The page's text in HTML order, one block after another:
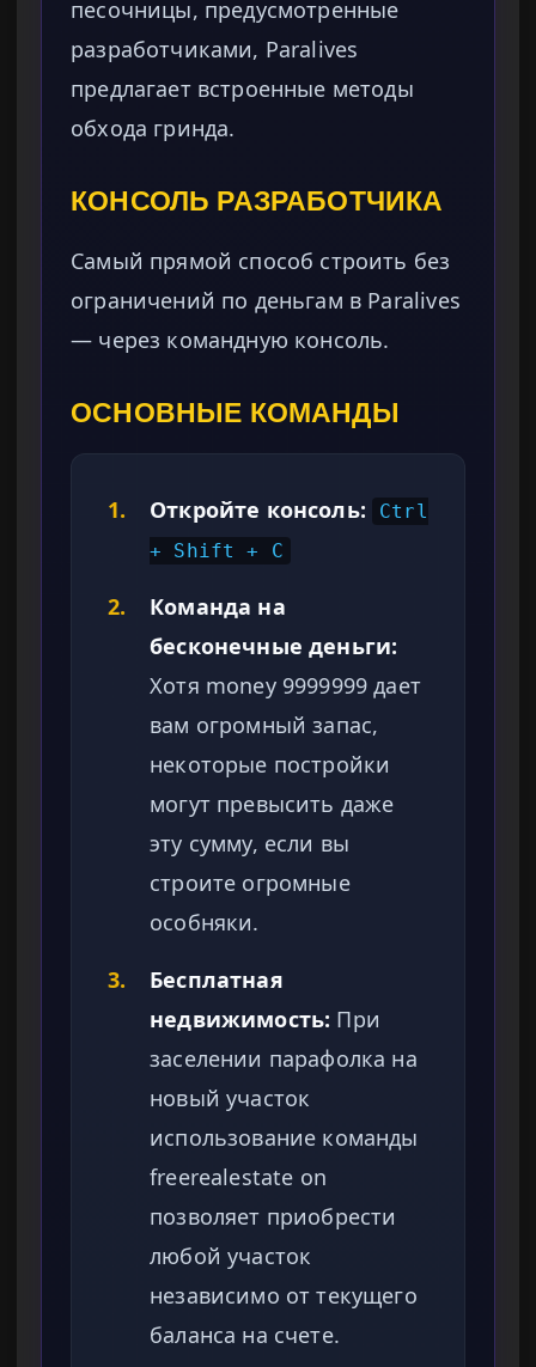
песочницы, предусмотренные
разработчиками, Paralives
предлагает встроенные методы
обхода гринда.
КОНСОЛЬ РАЗРАБОТЧИКА
Самый прямой способ строить без
ограничений по деньгам в Paralives
— через командную консоль.
ОСНОВНЫЕ КОМАНДЫ
1. Откройте консоль:
Ctrl
+ Shift + C
2.
Команда на
бесконечные деньги:
Хотя money 9999999 дает
вам огромный запас,
некоторые постройки
могут превысить даже
эту сумму, если вы
строите огромные
особняки.
3.
Бесплатная
недвижимость: При
заселении парафолка на
новый участок
использование команды
freerealestate on
позволяет приобрести
любой участок
независимо от текущего
баланса на счете.